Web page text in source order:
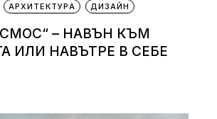
АРХИТЕКТУРА ДИЗАЙН
– НАВЪН КЪМ
ИЛИ НАВЪТРЕ В СЕБЕ